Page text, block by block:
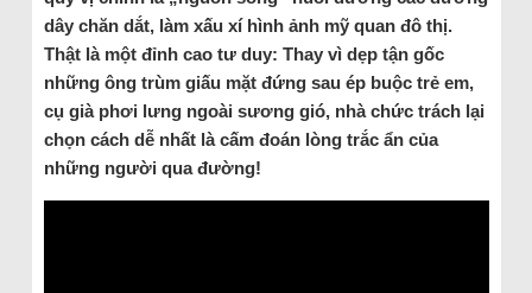
dây chăn dắt, làm xấu xí hình ảnh mỹ quan đô thị.
Thật là một đỉnh cao tư duy: Thay vì dẹp tận gốc
những ông trùm giấu mặt đứng sau ép buộc trẻ em,
cụ già phơi lưng ngoài sương gió, nhà chức trách lại
chọn cách dễ nhất là cấm đoán lòng trắc ẩn của
những người qua đường!